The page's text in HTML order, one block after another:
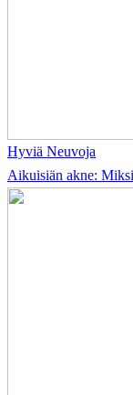
Hyviä Neuvoja
Aikuisiän akne: